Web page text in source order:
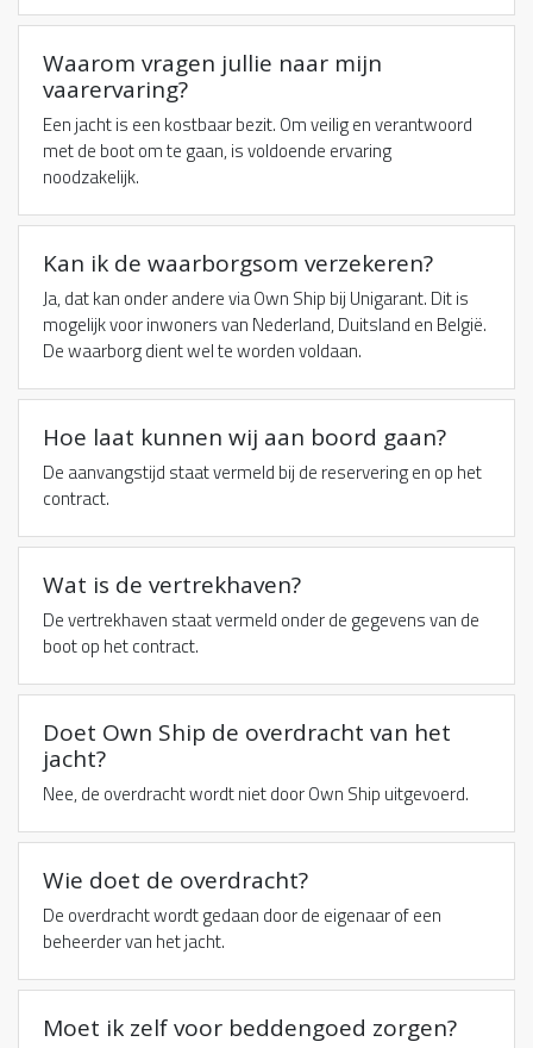
Waarom vragen jullie naar mijn
vaarervaring?
Een jacht is een kostbaar bezit. Om veilig en verantwoord
met de boot om te gaan, is voldoende ervaring
noodzakelijk.
Kan ik de waarborgsom verzekeren?
Ja, dat kan onder andere via Own Ship bij Unigarant. Dit is
mogelijk voor inwoners van Nederland, Duitsland en België.
De waarborg dient wel te worden voldaan.
Hoe laat kunnen wij aan boord gaan?
De aanvangstijd staat vermeld bij de reservering en op het
contract.
Wat is de vertrekhaven?
De vertrekhaven staat vermeld onder de gegevens van de
boot op het contract.
Doet Own Ship de overdracht van het
jacht?
Nee, de overdracht wordt niet door Own Ship uitgevoerd.
Wie doet de overdracht?
De overdracht wordt gedaan door de eigenaar of een
beheerder van het jacht.
Moet ik zelf voor beddengoed zorgen?